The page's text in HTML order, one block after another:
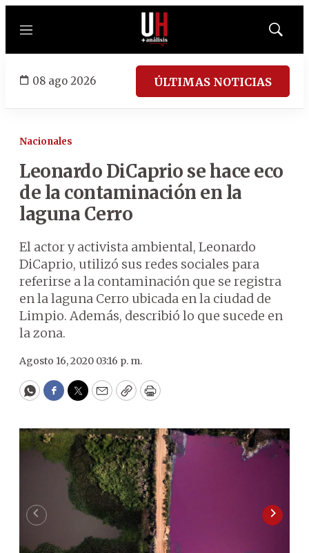
Menú
Mostrar
08 ago 2026 ÚLTIMAS NOTICIAS
Nacionales
Leonardo DiCaprio se hace eco
de la contaminación en la
laguna Cerro
El actor y activista ambiental, Leonardo
DiCaprio, utilizó sus redes sociales para
referirse a la contaminación que se registra
en la laguna Cerro ubicada en la ciudad de
Limpio. Además, describió lo que sucede en
la zona.
Agosto 16, 2020 03:16 p. m.
WhatsApp
Facebook
Twitter
EmailCopyPrint